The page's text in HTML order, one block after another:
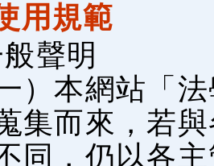
用規範
聲明
一）本網站「
集而來，若
同，仍以各